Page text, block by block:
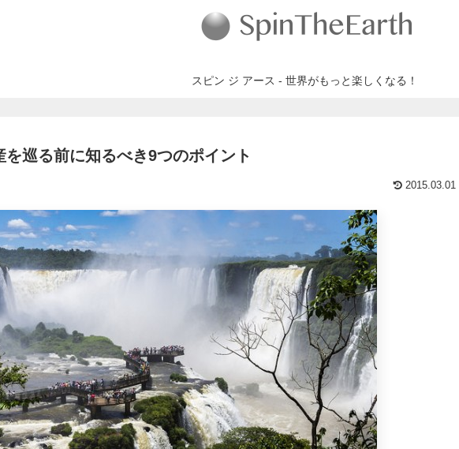
スピン ジ アース - 世界がもっと楽しくなる！
巡る前に知るべき9つのポイント
2015.03.01